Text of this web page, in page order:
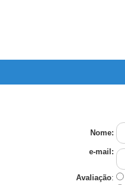
Nome:
e-mail:
Avaliação: